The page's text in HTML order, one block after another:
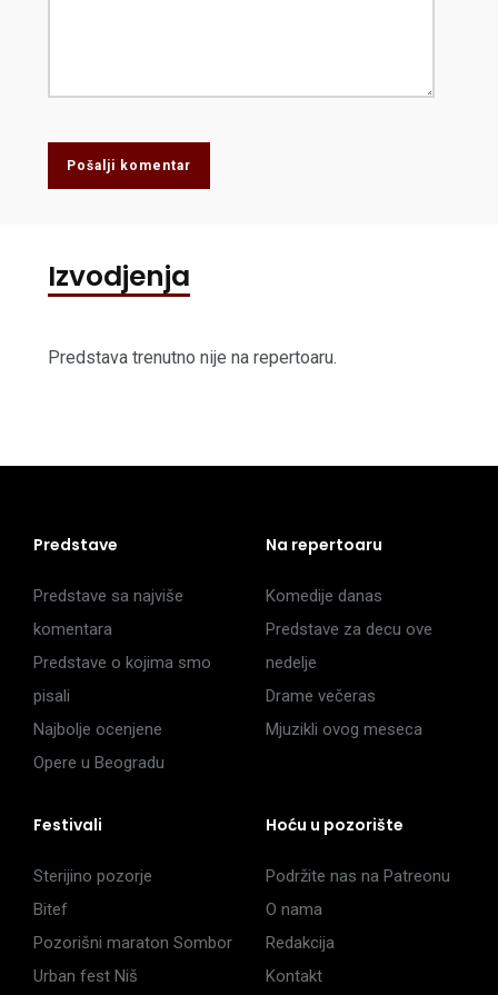
Pošalji komentar
Izvodjenja
Predstava trenutno nije na repertoaru.
Predstave
Predstave sa najviše
komentara
Predstave o kojima smo
pisali
Najbolje ocenjene
Opere u Beogradu
Na repertoaru
Komedije danas
Predstave za decu ove
nedelje
Drame večeras
Mjuzikli ovog meseca
Festivali
Sterijino pozorje
Bitef
Pozorišni maraton Sombor
Urban fest Niš
Hoću u pozorište
Podržite nas na Patreonu
O nama
Redakcija
Kontakt